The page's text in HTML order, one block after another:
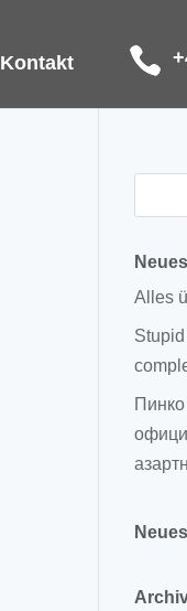
Kontakt
Alles